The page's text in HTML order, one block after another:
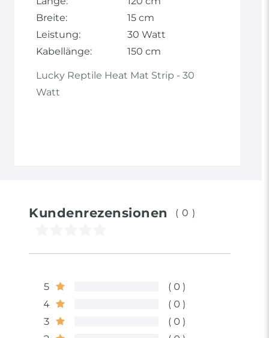
Lucky Reptile Heat Mat Strip - 30
Watt
Breite:
15 cm
Leistung:
30 Watt
Kabellänge:
150 cm
Kundenrezensionen (0)
5
0
4
0
3
0